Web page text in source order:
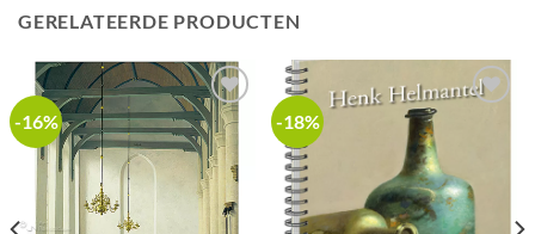
GERELATEERDE PRODUCTEN
-16%
Add to
wishlist
-18%